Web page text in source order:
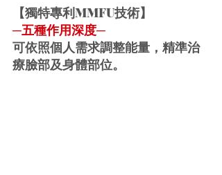
【獨特專利MMFU技術】
─五種作用深度─
可依照個人需求調整能量，精準治
療臉部及身體部位。